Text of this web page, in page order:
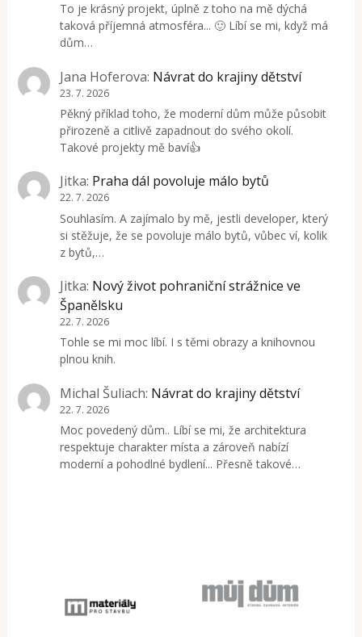
To je krásný projekt, úplně z toho na mě dýchá
taková příjemná atmosféra... 🙂 Líbí se mi, když má
dům…
Jana Hoferova: Návrat do krajiny dětství
23. 7. 2026
Pěkný příklad toho, že moderní dům může působit
přirozeně a citlivě zapadnout do svého okolí.
Takové projekty mě baví👍
Jitka: Praha dál povoluje málo bytů
22. 7. 2026
Souhlasím. A zajímalo by mě, jestli developer, který
si stěžuje, že se povoluje málo bytů, vůbec ví, kolik
z bytů,…
Jitka: Nový život pohraniční strážnice ve
Španělsku
22. 7. 2026
Tohle se mi moc líbí. I s těmi obrazy a knihovnou
plnou knih.
Michal Šuliach: Návrat do krajiny dětství
22. 7. 2026
Moc povedený dům.. Líbí se mi, že architektura
respektuje charakter místa a zároveň nabízí
moderní a pohodlné bydlení... Přesně takové…